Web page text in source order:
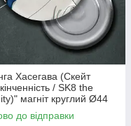
Хасегава (Скейт
/ SK8 the
магніт круглий Ø44
до відправки